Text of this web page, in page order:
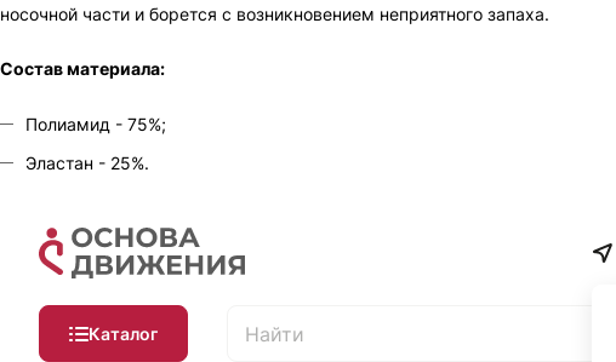
носочной части и борется с возникновением неприятного запаха.
Состав материала:
Полиамид - 75%;
Эластан - 25%.
Каталог